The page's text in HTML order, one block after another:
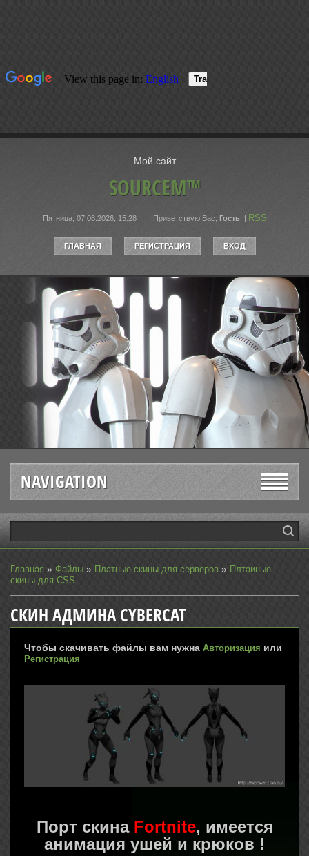
Мой сайт
SOURCEM™
Пятница, 07.08.2026, 15:28 Приветствую Вас Гость! | RSS
ГЛАВНАЯ РЕГИСТРАЦИЯ ВХОД
NAVIGATION
Главная » Файлы » Платные скины для серверов » Плтаиные
скины для CSS
СКИН АДМИНА CYBERCAT
Чтобы скачивать файлы вам нужна Авторизация или
Регистрация
Порт скина Fortnite, имеется
анимация ушей и крюков !